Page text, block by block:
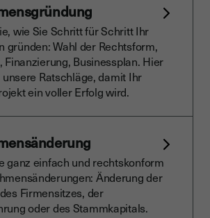
wie Sie Schritt für Schritt Ihr
gründen: Wahl der Rechtsform,
Finanzierung, Businessplan. Hier
Ratschläge, damit Ihr
ein voller Erfolg wird.
ganz einfach und rechtskonform
Änderung der
Firmensitzes, der
oder des Stammkapitals.